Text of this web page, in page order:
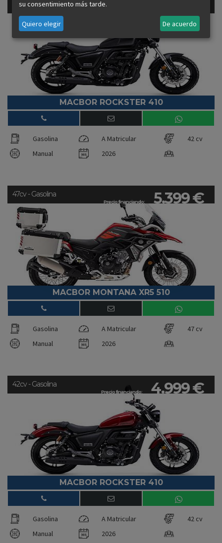
42cv - Gasolina
MACBOR ROCKSTER 410
Gasolina A Matricular
42 cv
Manual
2026
Precio financiando: 5.399 €
47cv - Gasolina
MACBOR MONTANA XR5 510
Gasolina A Matricular
47 cv
Manual
2026
Precio financiando: 4.999 €
42cv - Gasolina
MACBOR ROCKSTER 410
Gasolina A Matricular
42 cv
Manual
2026
su consentimiento más tarde.
Quiero elegir De acuerdo